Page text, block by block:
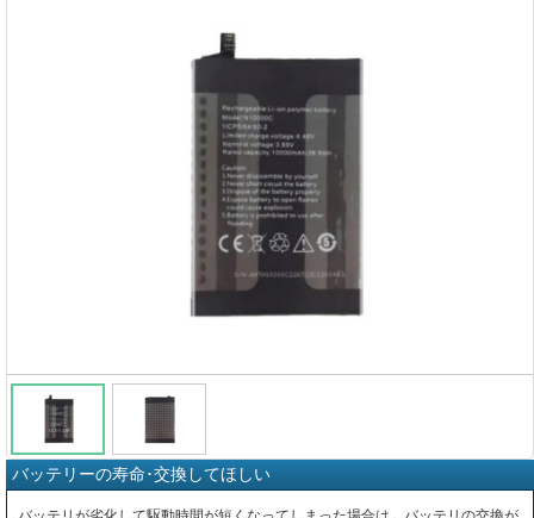
バッテリーの寿命･交換してほしい